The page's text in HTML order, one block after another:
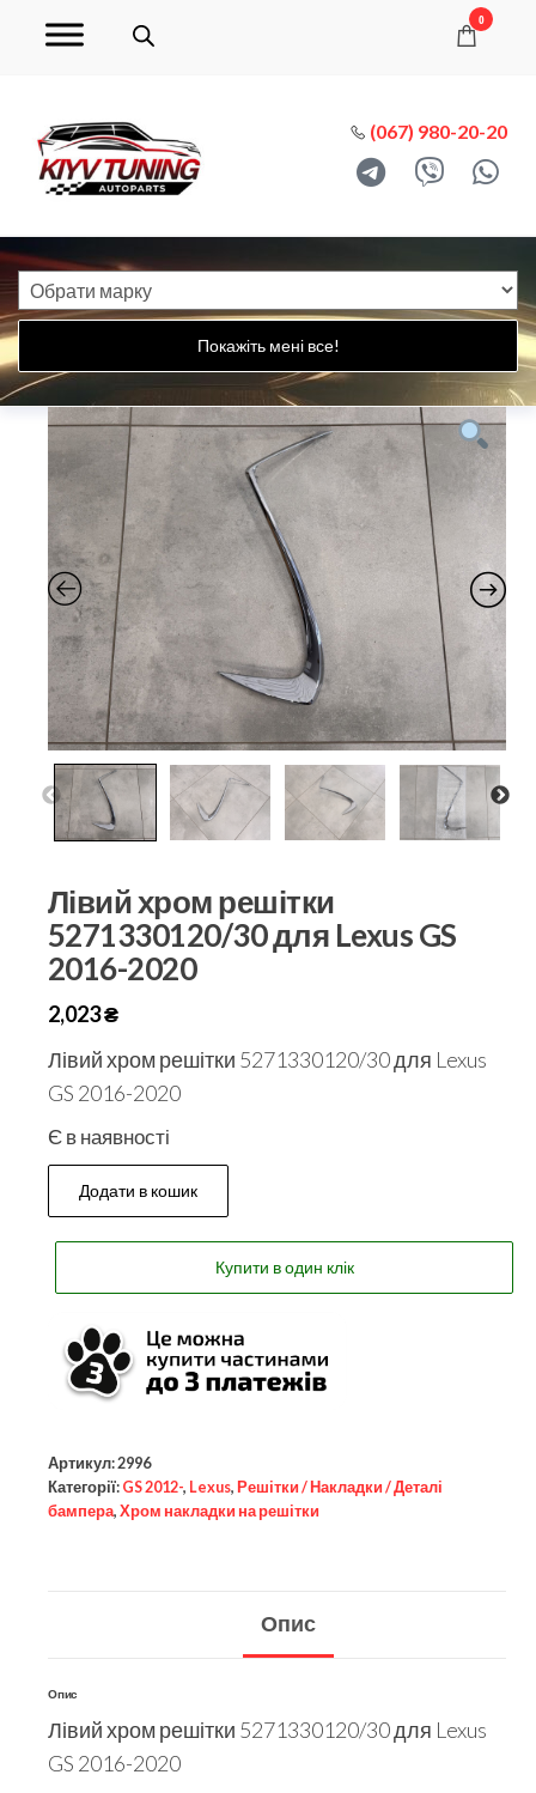
0
(067) 980-20-20
Покажіть мені все!
Лівий хром решітки
5271330120/30 для Lexus GS
2016-2020
2,023₴
Лівий хром решітки 5271330120/30 для Lexus
GS 2016-2020
Є в наявності
Додати в кошик
Купити в один клік
Артикул:2996
Категорії: GS 2012-, Lexus, Решітки / Накладки / Деталі
бампера, Хром накладки на решітки
Опис
Опис
Лівий хром решітки 5271330120/30 для Lexus
GS 2016-2020